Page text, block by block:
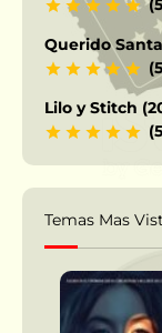
Querido
Lilo y Stitch
Temas Mas